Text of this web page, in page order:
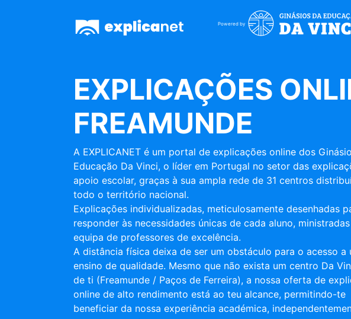
Powered by
EXPLICAÇÕES
FREAMUNDE
A EXPLICANET é um portal de explicações online dos
Educação Da Vinci, o líder em Portugal no setor das
apoio escolar, graças à sua ampla rede de 31 centros
todo o território nacional.
Explicações individualizadas, meticulosamente desenhadas
responder às necessidades únicas de cada aluno,
equipa de professores de excelência.
A distância física deixa de ser um obstáculo para o acesso a
ensino de qualidade. Mesmo que não exista um centro Da
de ti (Freamunde / Paços de Ferreira), a nossa oferta de
online de alto rendimento está ao teu alcance, permitindo-te
beneficiar da nossa experiência académica,